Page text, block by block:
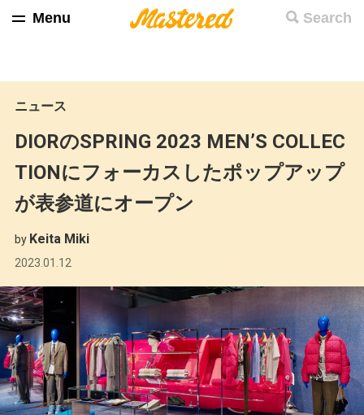
Search
Menu
ニュース
DIORのSPRING 2023 MEN’S COLLEC
TIONにフォーカスしたポップアップ
が表参道にオープン
by Keita Miki
2023.01.12